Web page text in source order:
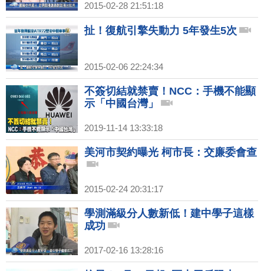
2015-02-28 21:51:18
扯！復航引擎失動力 5年發生5次
2015-02-06 22:24:34
不簽切結就禁賣！NCC：手機不能顯
示「中國台灣」
2019-11-14 13:33:18
美河市契約曝光 柯市長：交廉委會查
2015-02-24 20:31:17
學測滿級分人數新低！建中學子這樣
成功
2017-02-16 13:28:16